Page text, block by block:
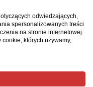
zazwyczaj 1 dzień
firmy lub
odwiedzających,
spersonalizowanych treści
na stronie internetowej.
których używamy,